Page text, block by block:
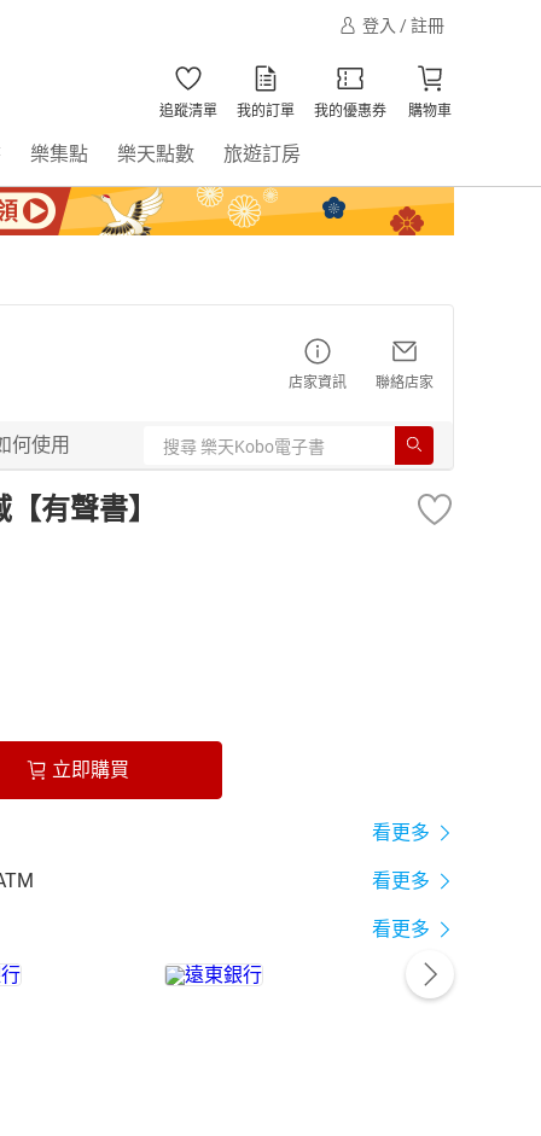
登入 / 註冊
追蹤清單 我的訂單 我的優惠券 購物車
樂集點 樂天點數 旅遊訂房
店家資訊 聯絡店家
何使用
有聲書】
立即購買
看更多
看更多
看更多